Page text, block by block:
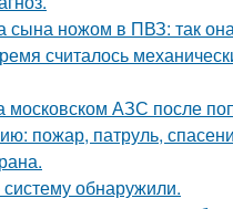
ножом в ПВЗ: так
считалось
АЗС после
пожар, патруль,
обнаружили.